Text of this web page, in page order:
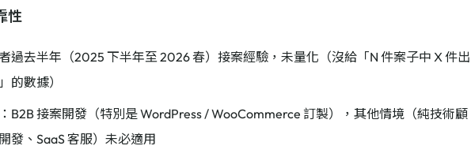
性
過去半年（2025 下半年至 2026 春）接案經驗，未量化（沒給「N 件案子中 X 件出
的數據）
B2B 接案開發（特別是 WordPress / WooCommerce 訂製），其他情境（純技術顧
發、SaaS 客服）未必適用